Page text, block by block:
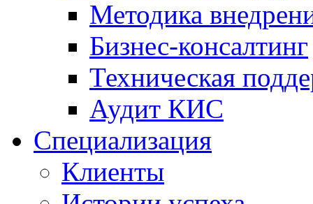
Методика
Бизнес-консалтинг
Техническая
Аудит КИС
Специализация
Клиенты